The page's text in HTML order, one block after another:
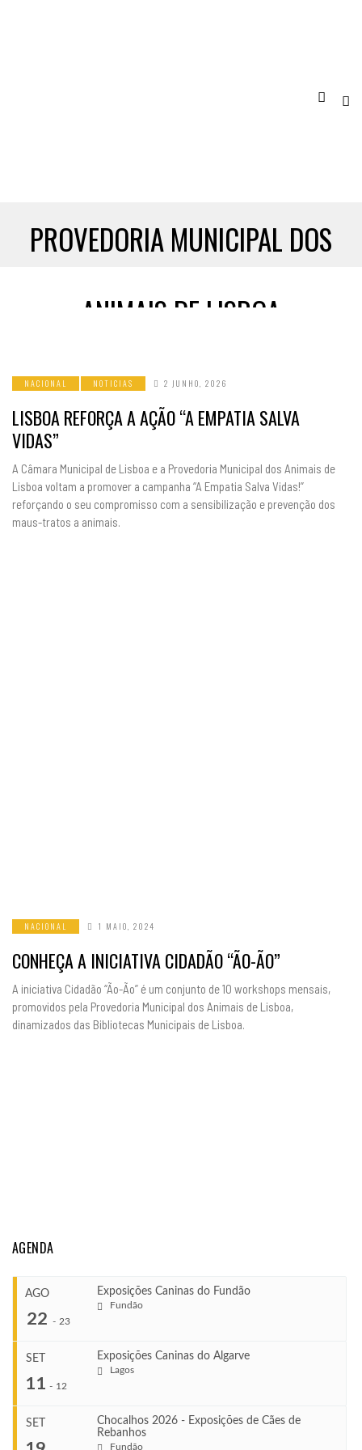
PROVEDORIA MUNICIPAL DOS
ANIMAIS DE LISBOA
NACIONAL NOTICIAS 2 JUNHO, 2026
LISBOA REFORÇA A AÇÃO “A EMPATIA SALVA
VIDAS”
A Câmara Municipal de Lisboa e a Provedoria Municipal dos Animais de
Lisboa voltam a promover a campanha “A Empatia Salva Vidas!”
reforçando o seu compromisso com a sensibilização e prevenção dos
maus-tratos a animais.
NACIONAL 1 MAIO, 2024
CONHEÇA A INICIATIVA CIDADÃO “ÃO-ÃO”
A iniciativa Cidadão “Ão-Ão” é um conjunto de 10 workshops mensais,
promovidos pela Provedoria Municipal dos Animais de Lisboa,
dinamizados das Bibliotecas Municipais de Lisboa.
AGENDA
AGO
22 - 23
Exposições Caninas do Fundão
Fundão
SET
11 - 12
Exposições Caninas do Algarve
Lagos
SET
Chocalhos 2026 - Exposições de Cães de
Rebanhos
Fundão